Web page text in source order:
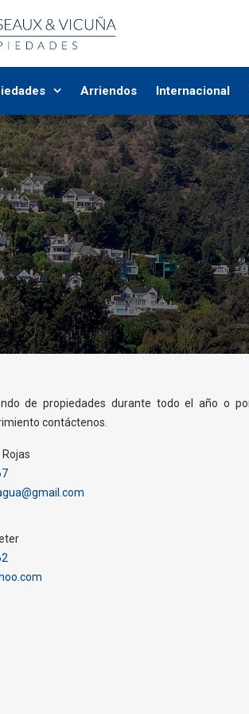
Arriendos Internacional
de propiedades durante todo el año o
contáctenos.